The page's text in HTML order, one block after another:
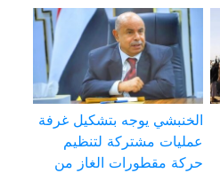
الخنبشي يوجه بتشكيل غرفة
عمليات مشتركة لتنظيم
حركة مقطورات الغاز من